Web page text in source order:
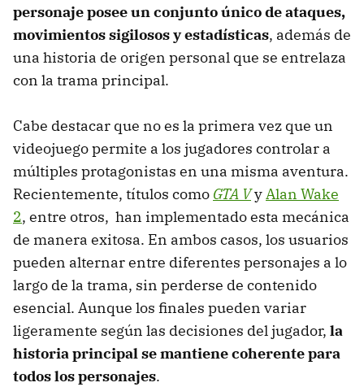
personaje posee un conjunto único de ataques,
movimientos sigilosos y estadísticas, además de
una historia de origen personal que se entrelaza
con la trama principal.
Cabe destacar que no es la primera vez que un
videojuego permite a los jugadores controlar a
múltiples protagonistas en una misma aventura.
Recientemente, títulos como GTA VyAlan Wake
2, entre otros, han implementado esta mecánica
de manera exitosa. En ambos casos, los usuarios
pueden alternar entre diferentes personajes a lo
largo de la trama, sin perderse de contenido
esencial. Aunque los finales pueden variar
ligeramente según las decisiones del jugador, la
historia principal se mantiene coherente para
todos los personajes.